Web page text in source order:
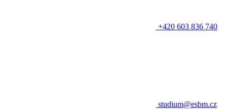
+420 603 836 740
studium@esbm.cz